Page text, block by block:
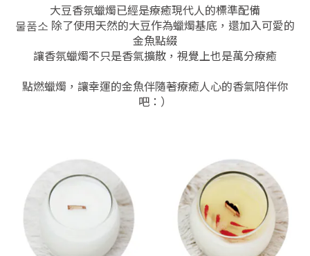
大豆香氛蠟燭已經是療癒現代人的標準配備
물품소 除了使用天然的大豆作為蠟燭基底，還加入可愛的
金魚點綴
讓香氛蠟燭不只是香氣擴散，視覺上也是萬分療癒
點燃蠟燭，讓幸運的金魚伴隨著療癒人心的香氣陪伴你
吧：）